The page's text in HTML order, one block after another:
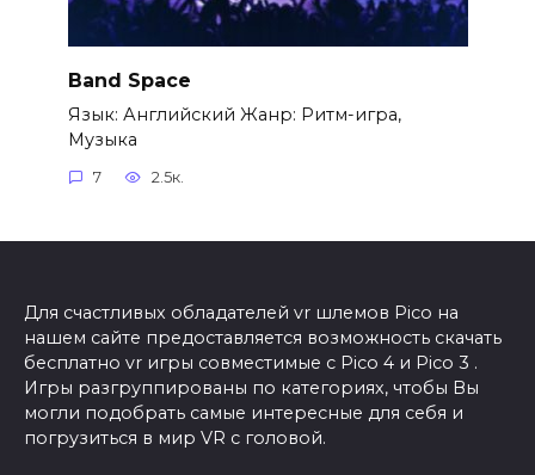
Band Space
Язык: Английский Жанр: Ритм-игра,
Музыка
7 2.5к.
Для счастливых обладателей vr шлемов Pico на
нашем сайте предоставляется возможность скачать
бесплатно vr игры совместимые с Pico 4 и Pico 3 .
Игры разгруппированы по категориях, чтобы Вы
могли подобрать самые интересные для себя и
погрузиться в мир VR с головой.